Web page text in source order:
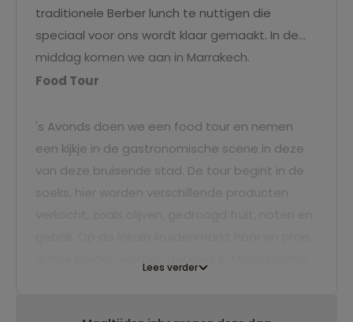
traditionele Berber lunch te nuttigen die
speciaal voor ons wordt klaar gemaakt. In de
middag komen we aan in Marrakech.
Food Tour
's Avonds doen we een food tour en nemen
een kijkje in de gastronomische scene in deze
van deze bruisende stad. De tour begint in de
soeks, hier worden verschillende producten
Lees verder